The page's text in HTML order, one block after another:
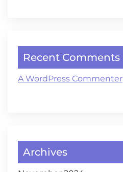
Recent Comments
A WordPress Commenter
Archives